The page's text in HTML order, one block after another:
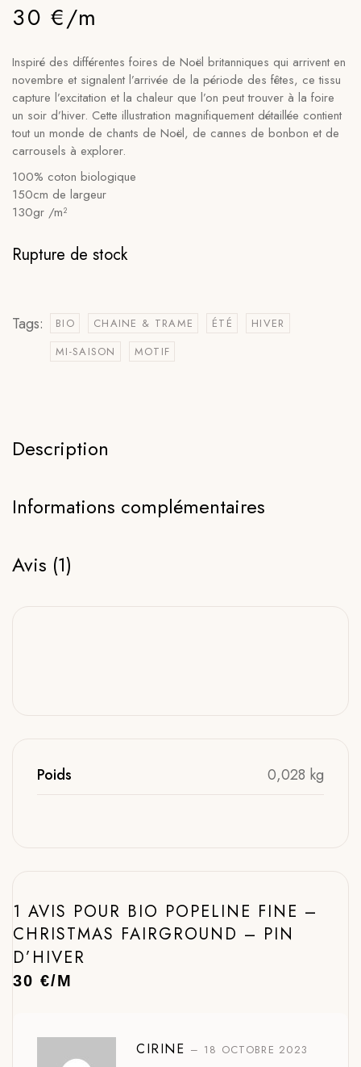
30 €/m
Inspiré des différentes foires de Noël britanniques qui arrivent en
novembre et signalent l’arrivée de la période des fêtes, ce tissu
capture l’excitation et la chaleur que l’on peut trouver à la foire
un soir d’hiver. Cette illustration magnifiquement détaillée contient
tout un monde de chants de Noël, de cannes de bonbon et de
carrousels à explorer.
100% coton biologique
150cm de largeur
130gr /m²
Rupture de stock
Tags: BIO CHAINE & TRAME ÉTÉ
HIVER
MI-SAISON
MOTIF
Description
Informations complémentaires
Avis (1)
Poids 0,028 kg
1 AVIS POUR BIO POPELINE FINE –
CHRISTMAS FAIRGROUND – PIN
D’HIVER
30 €/M
CIRINE – 18 OCTOBRE 2023